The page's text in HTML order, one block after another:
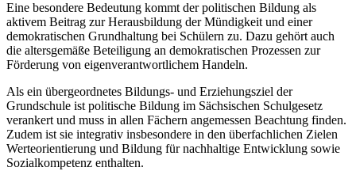
Eine besondere Bedeutung kommt der politischen Bildung als
aktivem Beitrag zur Herausbildung der Mündigkeit und einer
demokratischen Grundhaltung bei Schülern zu. Dazu gehört auch
die altersgemäße Beteiligung an demokratischen Prozessen zur
Förderung von eigenverantwortlichem Handeln.
Als ein übergeordnetes Bildungs- und Erziehungsziel der
Grundschule ist politische Bildung im Sächsischen Schulgesetz
verankert und muss in allen Fächern angemessen Beachtung finden.
Zudem ist sie integrativ insbesondere in den überfachlichen Zielen
Werteorientierung und Bildung für nachhaltige Entwicklung sowie
Sozialkompetenz enthalten.